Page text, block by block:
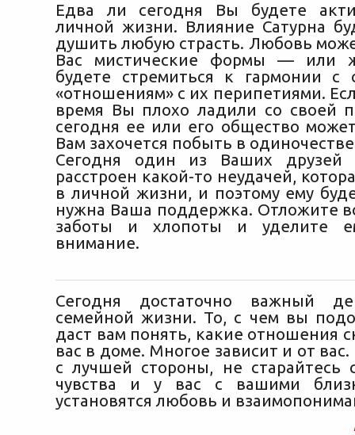
Едва ли сегодня Вы будете
личной жизни. Влияние Сатурна
душить любую страсть. Любовь
Вас мистические формы — или
будете стремиться к гармонии
«отношениям» с их перипетиями.
время Вы плохо ладили со своей
сегодня ее или его общество
Вам захочется побыть в
Сегодня один из Ваших друзей
расстроен какой-то неудачей,
в личной жизни, и поэтому ему
нужна Ваша поддержка. Отложите
заботы и хлопоты и уделите
внимание.
Сегодня достаточно важный
семейной жизни. То, с чем вы
даст вам понять, какие отношения
вас в доме. Многое зависит и от
с лучшей стороны, не старайтесь
чувства и у вас с вашими
установятся любовь и